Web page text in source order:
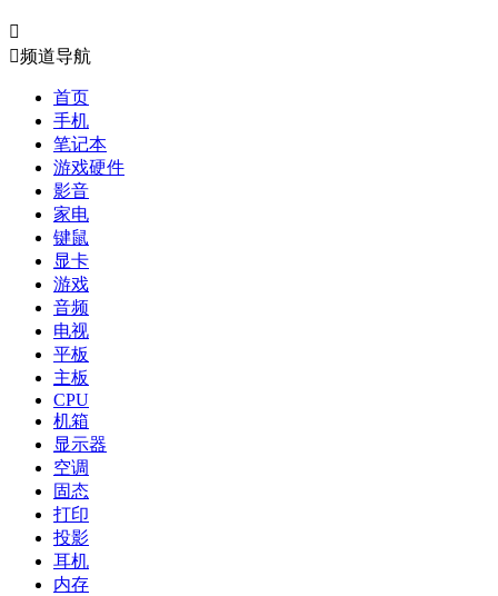

频道导航
首页
手机
笔记本
游戏硬件
影音
家电
键鼠
显卡
游戏
音频
电视
平板
主板
CPU
机箱
显示器
空调
固态
打印
投影
耳机
内存